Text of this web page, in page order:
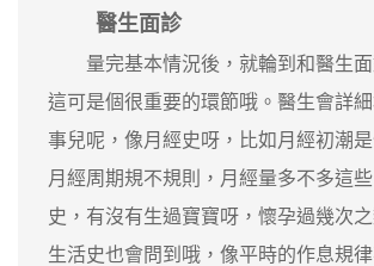
醫生面診
量完基本情況後，就輪到和醫生面
這可是個很重要的環節哦。醫生會詳
事兒呢，像月經史呀，比如月經初潮是
月經周期規不規則，月經量多不多這
史，有沒有生過寶寶呀，懷孕過幾次
生活史也會問到哦，像平時的作息規